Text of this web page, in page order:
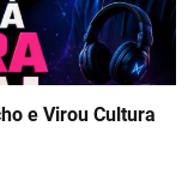
e Virou Cultura